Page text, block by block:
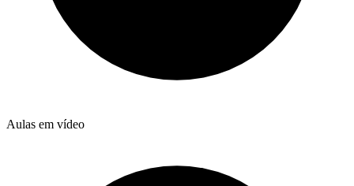
Aulas em vídeo